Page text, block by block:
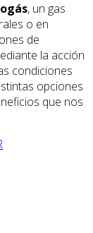
, un gas
o en
de
la acción
condiciones
opciones
que nos